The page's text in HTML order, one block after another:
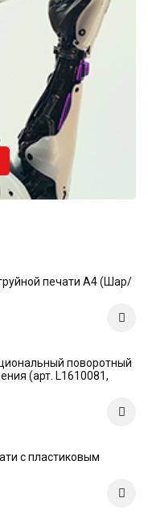
печати А4 (Шар/
поворотный
(арт. L1610081,
с пластиковым